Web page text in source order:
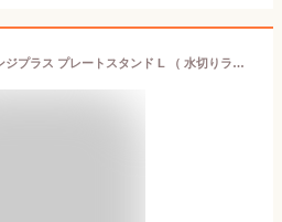
ディッシュラック アレンジプラス プレートスタンド L （ 水切りラック 食器棚収納 食器立て 水切りスタンド 皿立て ディッシュスタンド 水切り 食器ラック 皿水切り 食器 お皿 収納 整理 食器収納 ）